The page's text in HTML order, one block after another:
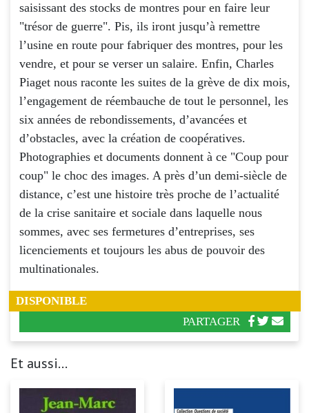
saisissant des stocks de montres pour en faire leur
"trésor de guerre". Pis, ils iront jusqu’à remettre
l’usine en route pour fabriquer des montres, pour les
vendre, et pour se verser un salaire. Enfin, Charles
Piaget nous raconte les suites de la grève de dix mois,
l’engagement de réembauche de tout le personnel, les
six années de rebondissements, d’avancées et
d’obstacles, avec la création de coopératives.
Photographies et documents donnent à ce "Coup pour
coup" le choc des images. A près d’un demi-siècle de
distance, c’est une histoire très proche de l’actualité
de la crise sanitaire et sociale dans laquelle nous
sommes, avec ses fermetures d’entreprises, ses
licenciements et toujours les abus de pouvoir des
multinationales.
DISPONIBLE
PARTAGER
Et aussi...